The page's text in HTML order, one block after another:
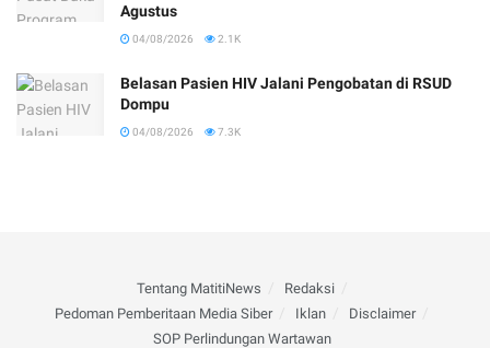
Agustus
04/08/2026 2.1K
Belasan Pasien HIV Jalani Pengobatan di RSUD
Dompu
04/08/2026 7.3K
Tentang MatitiNews
Redaksi
Pedoman Pemberitaan Media Siber
Iklan
Disclaimer
SOP Perlindungan Wartawan